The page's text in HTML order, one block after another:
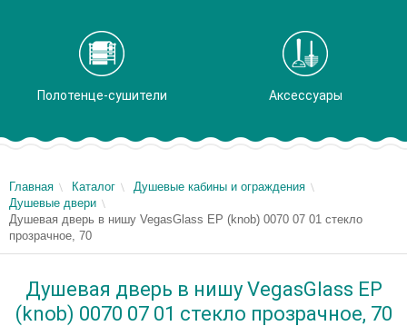
Полотенце-сушители Аксессуары
Главная Каталог
Душевые кабины и ограждения
Душевые двери
Душевая дверь в нишу VegasGlass EP (knob) 0070 07 01 стекло
прозрачное, 70
Душевая дверь в нишу VegasGlass EP
(knob) 0070 07 01 стекло прозрачное, 70